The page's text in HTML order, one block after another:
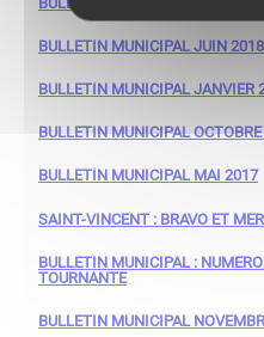
BULLETIN MUNICIPAL JUIN 2018
BULLETIN MUNICIPAL JANVIER
BULLETIN MUNICIPAL
BULLETIN MUNICIPAL MAI 2017
SAINT-VINCENT : BRAVO ET
BULLETIN MUNICIPAL :
TOURNANTE
BULLETIN MUNICIPAL